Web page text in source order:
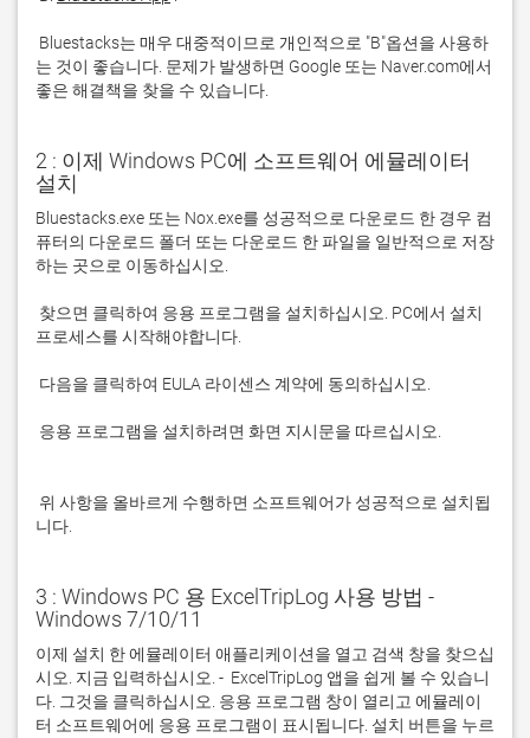
는 것이 좋습니다. 문제가 발생하면 Google 또는 Naver.com에서
좋은 해결책을 찾을 수 있습니다.
2 : 이제 Windows PC에 소프트웨어 에뮬레이터
설치
Bluestacks.exe 또는 Nox.exe를 성공적으로 다운로드 한 경우 컴
퓨터의 다운로드 폴더 또는 다운로드 한 파일을 일반적으로 저장
니다.
3 : Windows PC 용 ExcelTripLog 사용 방법 -
Windows 7/10/11
이제 설치 한 에뮬레이터 애플리케이션을 열고 검색 창을 찾으십
시오. 지금 입력하십시오. -  ExcelTripLog 앱을 쉽게 볼 수 있습니
다. 그것을 클릭하십시오. 응용 프로그램 창이 열리고 에뮬레이
터 소프트웨어에 응용 프로그램이 표시됩니다. 설치 버튼을 누르